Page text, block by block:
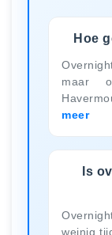
Hoe
maar
meer
Is
weinig